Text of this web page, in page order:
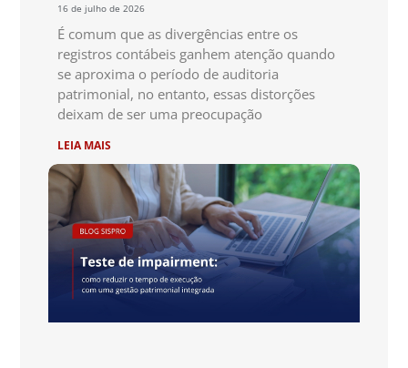
16 de julho de 2026
É comum que as divergências entre os
registros contábeis ganhem atenção quando
se aproxima o período de auditoria
patrimonial, no entanto, essas distorções
deixam de ser uma preocupação
LEIA MAIS